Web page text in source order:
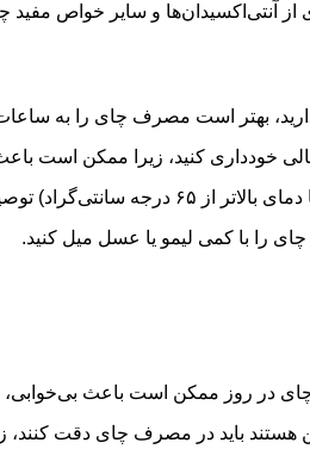
از آنتی‌اکسیدان‌ها و سایر خواص
بهتر است مصرف چای را به ساعات
خودداری کنید، زیرا ممکن است
بالاتر از ۶۵ درجه سانتی‌گراد)
را با کمی لیمو یا عسل میل کنید.
در روز ممکن است باعث
هستند باید در مصرف چای دقت